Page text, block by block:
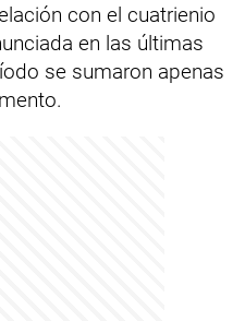
con el cuatrienio
en las últimas
se sumaron apenas